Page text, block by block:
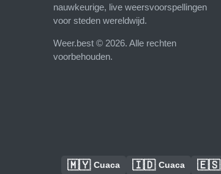
nauwkeurige, live weersvoorspellingen
voor steden wereldwijd.
Weer.best © 2026. Alle rechten
voorbehouden.
🇲🇾 Cuaca 🇮🇩 Cuaca 🇪🇸